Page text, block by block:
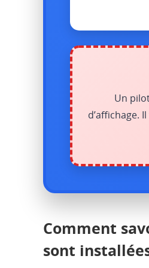
Un
d’affichage.
Comment
sont